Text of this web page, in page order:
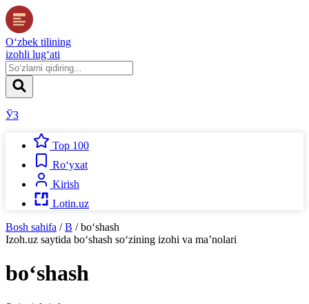
O‘zbek tilining
izohli lug‘ati
ЎЗ
Top 100
Ro‘yxat
Kirish
Lotin.uz
Bosh sahifa / B / bo‘shash
Izoh.uz saytida bo‘shash so‘zining izohi va ma’nolari
bo‘shash